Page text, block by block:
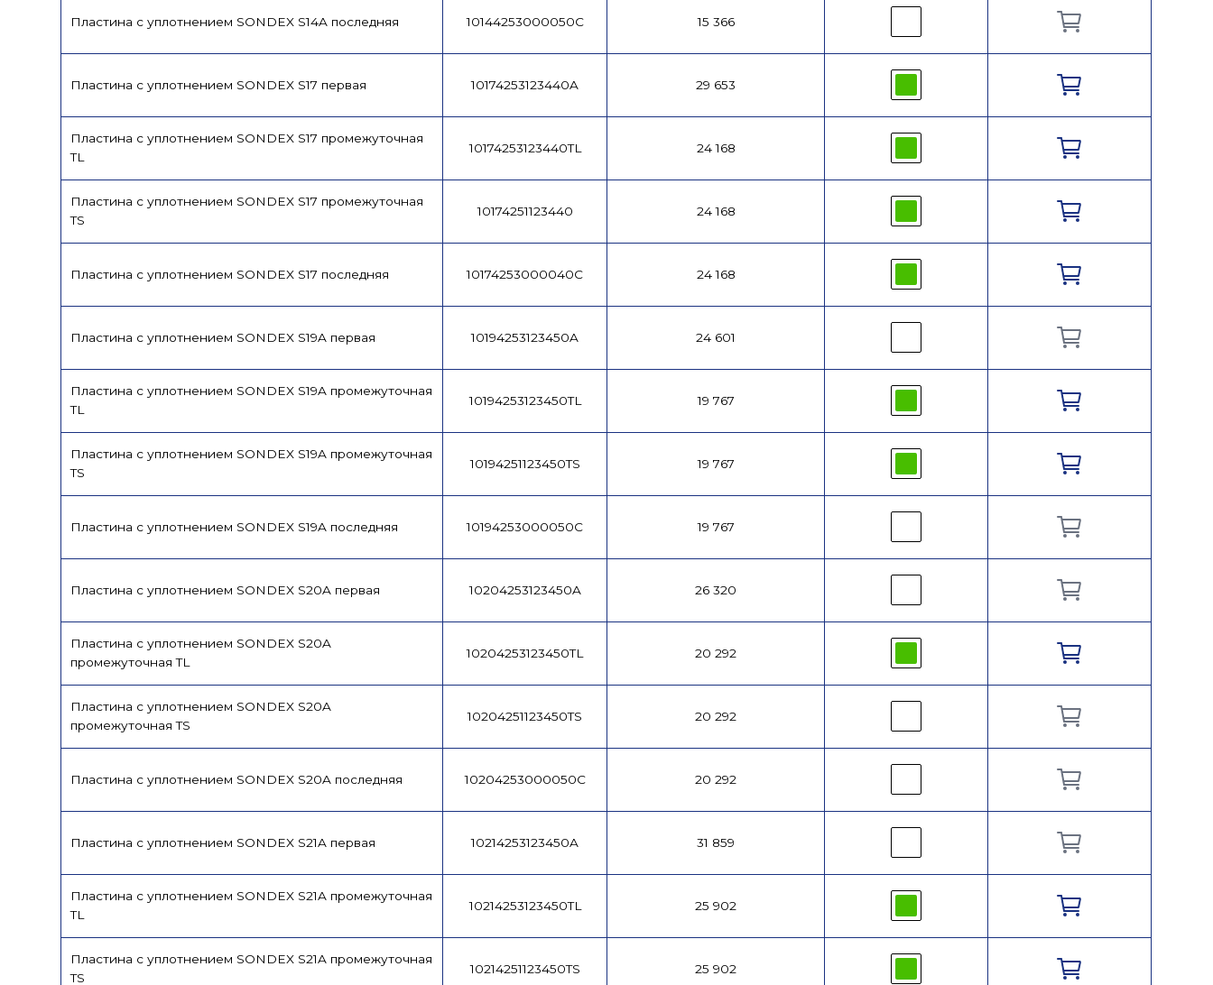
Пластина с уплотнением SONDEX S14A последняя 10144253000050C 15 366
Пластина с уплотнением SONDEX S17 первая 10174253123440A 29 653
Пластина с уплотнением SONDEX S17 промежуточная
TL
10174253123440TL 24 168
Пластина с уплотнением SONDEX S17 промежуточная
TS
10174251123440 24 168
Пластина с уплотнением SONDEX S17 последняя 10174253000040C 24 168
Пластина с уплотнением SONDEX S19A первая 10194253123450A 24 601
Пластина с уплотнением SONDEX S19A промежуточная
TL
10194253123450TL 19 767
Пластина с уплотнением SONDEX S19A промежуточная
TS
10194251123450TS 19 767
Пластина с уплотнением SONDEX S19A последняя 10194253000050C 19 767
Пластина с уплотнением SONDEX S20A первая 10204253123450A 26 320
Пластина с уплотнением SONDEX S20A
промежуточная TL
10204253123450TL 20 292
Пластина с уплотнением SONDEX S20A
промежуточная TS
10204251123450TS 20 292
Пластина с уплотнением SONDEX S20A последняя 10204253000050C 20 292
Пластина с уплотнением SONDEX S21A первая 10214253123450A 31 859
Пластина с уплотнением SONDEX S21A промежуточная
TL
10214253123450TL 25 902
Пластина с уплотнением SONDEX S21A промежуточная
TS
10214251123450TS 25 902